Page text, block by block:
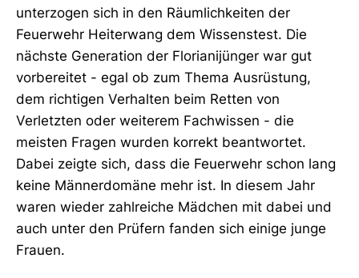
unterzogen sich in den Räumlichkeiten der
Feuerwehr Heiterwang dem Wissenstest. Die
nächste Generation der Florianijünger war gut
vorbereitet - egal ob zum Thema Ausrüstung,
dem richtigen Verhalten beim Retten von
Verletzten oder weiterem Fachwissen - die
meisten Fragen wurden korrekt beantwortet.
Dabei zeigte sich, dass die Feuerwehr schon lang
keine Männerdomäne mehr ist. In diesem Jahr
waren wieder zahlreiche Mädchen mit dabei und
auch unter den Prüfern fanden sich einige junge
Frauen.